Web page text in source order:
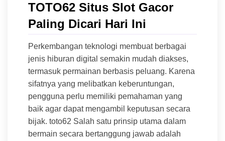
TOTO62 Situs Slot Gacor
Paling Dicari Hari Ini
Perkembangan teknologi membuat berbagai
jenis hiburan digital semakin mudah diakses,
termasuk permainan berbasis peluang. Karena
sifatnya yang melibatkan keberuntungan,
pengguna perlu memiliki pemahaman yang
baik agar dapat mengambil keputusan secara
bijak. toto62 Salah satu prinsip utama dalam
bermain secara bertanggung jawab adalah